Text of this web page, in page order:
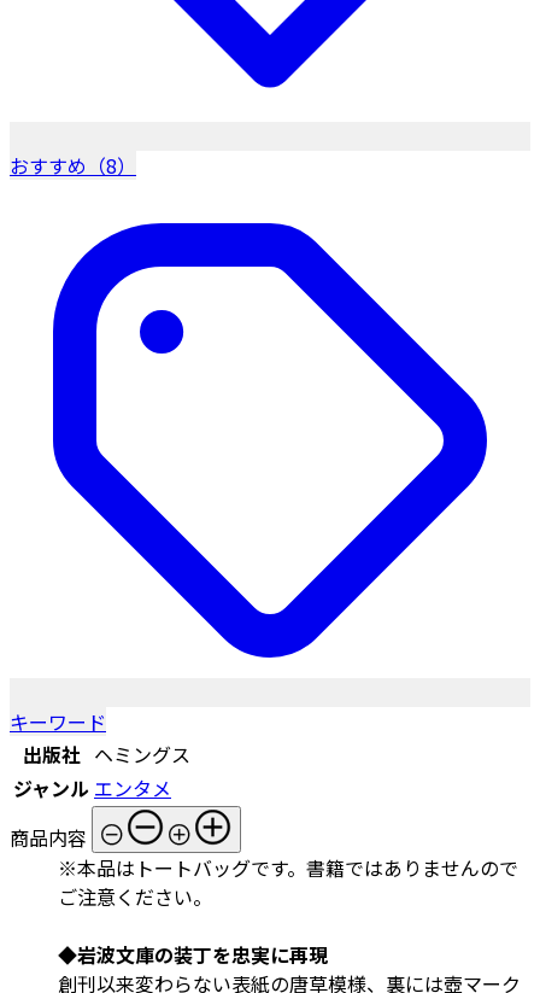
おすすめ（8）
キーワード
出版社 ヘミングス
ジャンル エンタメ
商品内容
※本品はトートバッグです。書籍ではありませんので
ご注意ください。
◆岩波文庫の装丁を忠実に再現
創刊以来変わらない表紙の唐草模様、裏には壺マーク